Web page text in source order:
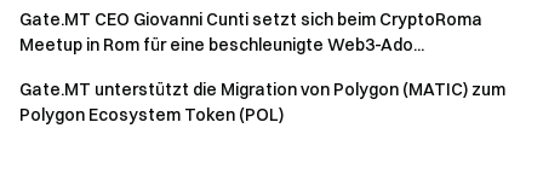
Gate.MT CEO Giovanni Cunti setzt sich beim CryptoRoma
Meetup in Rom für eine beschleunigte Web3-Ado...
Gate.MT unterstützt die Migration von Polygon (MATIC) zum
Polygon Ecosystem Token (POL)